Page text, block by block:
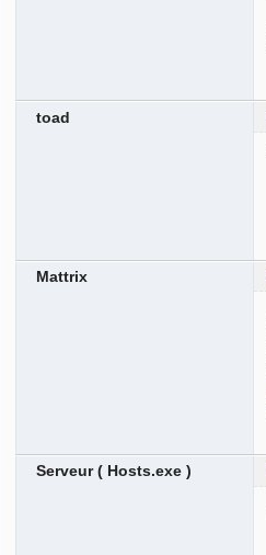
toad
Mattrix
Serveur ( Hosts.exe )